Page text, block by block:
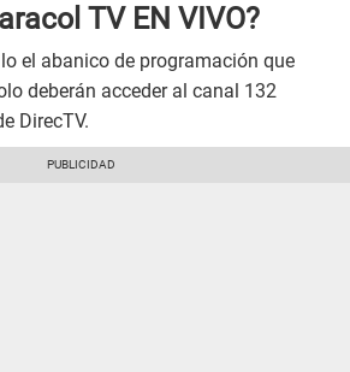
TV EN VIVO?
el abanico de programación que
deberán acceder al canal 132
DirecTV.